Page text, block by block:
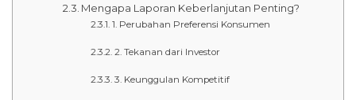
Mengapa Laporan Keberlanjutan Penting?
1. Perubahan Preferensi Konsumen
2. Tekanan dari Investor
3. Keunggulan Kompetitif